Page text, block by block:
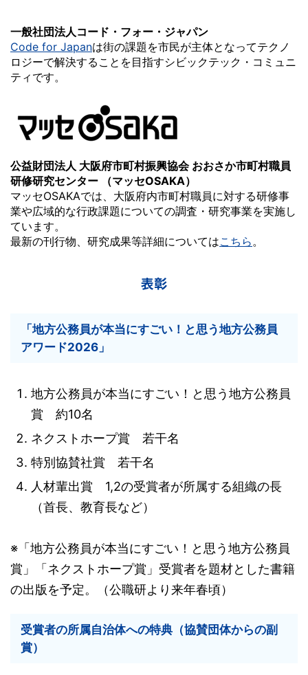
一般社団法人コード・フォー・ジャパン
Code for Japanは街の課題を市民が主体となってテクノ
ロジーで解決することを目指すシビックテック・コミュニ
ティです。
公益財団法人 大阪府市町村振興協会 おおさか市町村職員
研修研究センター （マッセOSAKA）
マッセOSAKAでは、大阪府内市町村職員に対する研修事
業や広域的な行政課題についての調査・研究事業を実施し
ています。
最新の刊行物、研究成果等詳細についてはこちら 。
表彰
「地方公務員が本当にすごい！と思う地方公務員
アワード2026」
地方公務員が本当にすごい！と思う地方公務員
賞 約10名
ネクストホープ賞 若干名
特別協賛社賞 若干名
人材輩出賞 1,2の受賞者が所属する組織の長
（首長、教育長など）
※「地方公務員が本当にすごい！と思う地方公務員
賞」「ネクストホープ賞」受賞者を題材とした書籍
の出版を予定。（公職研より来年春頃）
受賞者の所属自治体への特典（協賛団体からの副
賞）